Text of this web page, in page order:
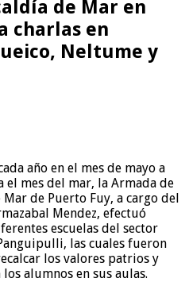
de Mar en
charlas en
Neltume y
año en el mes de mayo a
el mes del mar, la Armada de
de Puerto Fuy, a cargo del
Mendez, efectuó
escuelas del sector
las cuales fueron
los valores patrios y
alumnos en sus aulas.